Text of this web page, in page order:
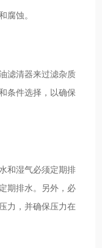
腐蚀。
滤清器来过滤杂质
条件选择，以确保
和湿气必须定期排
期排水。另外，必
力，并确保压力在